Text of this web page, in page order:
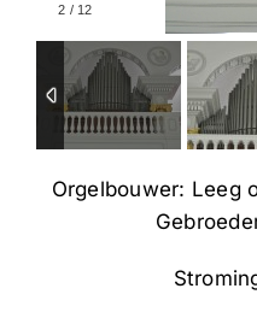
2 / 12
Orgelbouwer: Leeg